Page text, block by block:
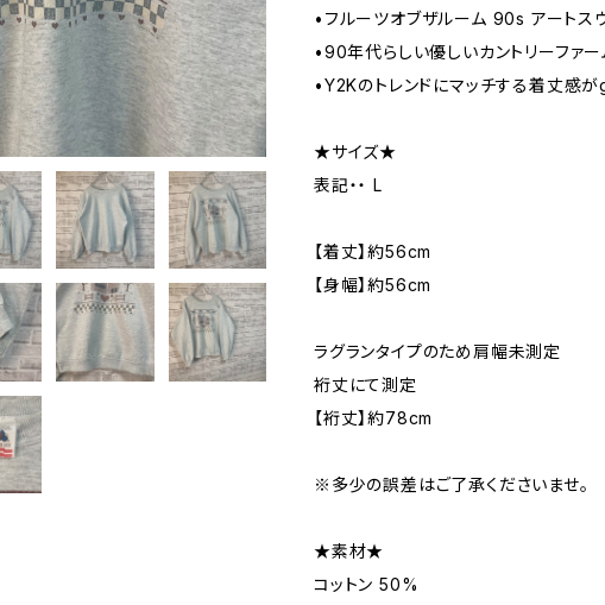
•フルーツオブザルーム 90s アートス
•90年代らしい優しいカントリーファー
•Y2Kのトレンドにマッチする着丈感が
★サイズ★
表記・・ L
【着丈】約56cm
【身幅】約56cm
ラグランタイプのため肩幅未測定
裄丈にて測定
【裄丈】約78cm
※多少の誤差はご了承くださいませ。
★素材★
コットン 50%